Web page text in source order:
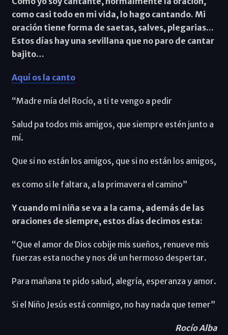
como casi todo en mi vida, lo hago cantando. Mi
oración tiene forma de saetas, salves, plegarias...
Estos días hay una sevillana que no paro de cantar
bajito…
Aquí os la canto
“Madre mía del Rocío, a ti te vengo a pedir
Salud pa todos mis amigos, que siempre estén junto a
mí.
Que si no están los amigos, que si no están los amigos,
es como si le faltara, a la primavera el camino”
Y cuando mi niña se va a la cama, además de las
oraciones de siempre, estos días decimos esta:
“Que el amor de Dios cobije mis sueños, renueve mis
fuerzas esta noche y nos dé un hermoso despertar.
Para mañana te pido salud, alegría, esperanza y amor.
Si el Niño Jesús está conmigo, no hay nada que temer”
Rocío Alba